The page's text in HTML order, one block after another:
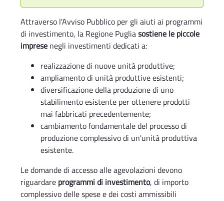
Attraverso l'Avviso Pubblico per gli aiuti ai programmi
di investimento, la Regione Pugliasostiene le piccole
imprese negli investimenti dedicati a:
realizzazione di nuove unità produttive;
ampliamento di unità produttive esistenti;
diversificazione della produzione di uno
stabilimento esistente per ottenere prodotti
mai fabbricati precedentemente;
cambiamento fondamentale del processo di
produzione complessivo di un'unità produttiva
esistente.
Le domande di accesso alle agevolazioni devono
riguardare programmi di investimento, di importo
complessivo delle spese e dei costi ammissibili